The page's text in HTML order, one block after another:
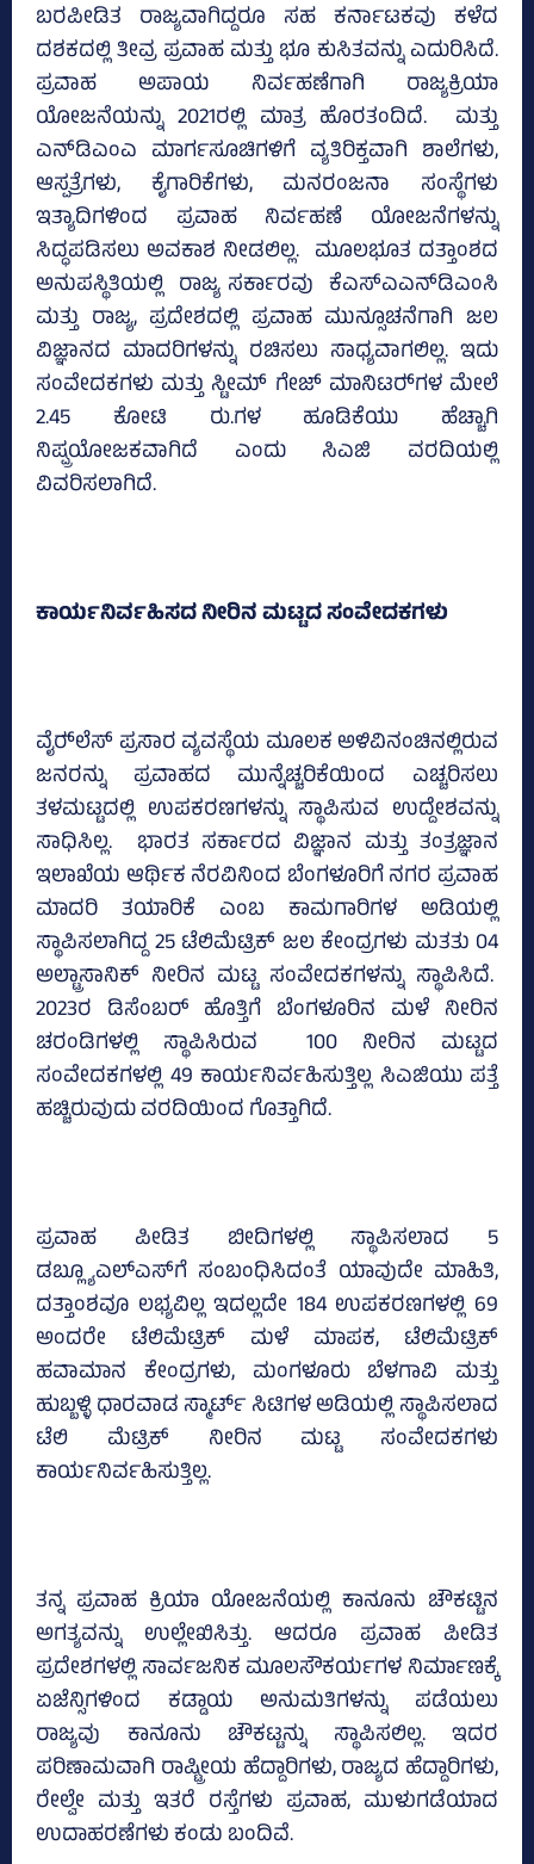
ಬರಪೀಡಿತ ರಾಜ್ಯವಾಗಿದ್ದರೂ ಸಹ ಕರ್ನಾಟಕವು ಕಳೆದ
ದಶಕದಲ್ಲಿ ತೀವ್ರ ಪ್ರವಾಹ ಮತ್ತು ಭೂ ಕುಸಿತವನ್ನು ಎದುರಿಸಿದೆ.
ಪ್ರವಾಹ ಅಪಾಯ ನಿರ್ವಹಣೆಗಾಗಿ ರಾಜ್ಯಕ್ರಿಯಾ
ಯೋಜನೆಯನ್ನು 2021ರಲ್ಲಿ ಮಾತ್ರ ಹೊರತಂದಿದೆ. ಮತ್ತು
ಎನ್‌ಡಿಎಂಎ ಮಾರ್ಗಸೂಚಿಗಳಿಗೆ ವ್ಯತಿರಿಕ್ತವಾಗಿ ಶಾಲೆಗಳು,
ಆಸ್ಪತ್ರೆಗಳು, ಕೈಗಾರಿಕೆಗಳು, ಮನರಂಜನಾ ಸಂಸ್ಥೆಗಳು
ಇತ್ಯಾದಿಗಳಿಂದ ಪ್ರವಾಹ ನಿರ್ವಹಣೆ ಯೋಜನೆಗಳನ್ನು
ಸಿದ್ಧಪಡಿಸಲು ಅವಕಾಶ ನೀಡಲಿಲ್ಲ. ಮೂಲಭೂತ ದತ್ತಾಂಶದ
ಅನುಪಸ್ಥಿತಿಯಲ್ಲಿ ರಾಜ್ಯ ಸರ್ಕಾರವು ಕೆಎಸ್ಎಎನ್‌ಡಿಎಂಸಿ
ಮತ್ತು ರಾಜ್ಯ, ಪ್ರದೇಶದಲ್ಲಿ ಪ್ರವಾಹ ಮುನ್ಸೂಚನೆಗಾಗಿ ಜಲ
ವಿಜ್ಞಾನದ ಮಾದರಿಗಳನ್ನು ರಚಿಸಲು ಸಾಧ್ಯವಾಗಲಿಲ್ಲ. ಇದು
ಸಂವೇದಕಗಳು ಮತ್ತು ಸ್ಟೀಮ್‌ ಗೇಜ್‌ ಮಾನಿಟರ್‍‌ಗಳ ಮೇಲೆ
2.45 ಕೋಟಿ ರು.ಗಳ ಹೂಡಿಕೆಯು ಹೆಚ್ಚಾಗಿ
ನಿಷ್ಪ್ರಯೋಜಕವಾಗಿದೆ ಎಂದು ಸಿಎಜಿ ವರದಿಯಲ್ಲಿ
ವಿವರಿಸಲಾಗಿದೆ.
ಕಾರ್ಯನಿರ್ವಹಿಸದ ನೀರಿನ ಮಟ್ಟದ ಸಂವೇದಕಗಳು
ವೈರ್‍‌ಲೆಸ್‌ ಪ್ರಸಾರ ವ್ಯವಸ್ಥೆಯ ಮೂಲಕ ಅಳಿವಿನಂಚಿನಲ್ಲಿರುವ
ಜನರನ್ನು ಪ್ರವಾಹದ ಮುನ್ನೆಚ್ಚರಿಕೆಯಿಂದ ಎಚ್ಚರಿಸಲು
ತಳಮಟ್ಟದಲ್ಲಿ ಉಪಕರಣಗಳನ್ನು ಸ್ಥಾಪಿಸುವ ಉದ್ದೇಶವನ್ನು
ಸಾಧಿಸಿಲ್ಲ. ಭಾರತ ಸರ್ಕಾರದ ವಿಜ್ಞಾನ ಮತ್ತು ತಂತ್ರಜ್ಞಾನ
ಇಲಾಖೆಯ ಆರ್ಥಿಕ ನೆರವಿನಿಂದ ಬೆಂಗಳೂರಿಗೆ ನಗರ ಪ್ರವಾಹ
ಮಾದರಿ ತಯಾರಿಕೆ ಎಂಬ ಕಾಮಗಾರಿಗಳ ಅಡಿಯಲ್ಲಿ
ಸ್ಥಾಪಿಸಲಾಗಿದ್ದ 25 ಟೆಲಿಮೆಟ್ರಿಕ್‌ ಜಲ ಕೇಂದ್ರಗಳು ಮತತು 04
ಅಲ್ಟ್ರಾಸಾನಿಕ್ ನೀರಿನ ಮಟ್ಟ ಸಂವೇದಕಗಳನ್ನು ಸ್ಥಾಪಿಸಿದೆ.
2023ರ ಡಿಸೆಂಬರ್ ಹೊತ್ತಿಗೆ ಬೆಂಗಳೂರಿನ ಮಳೆ ನೀರಿನ
ಚರಂಡಿಗಳಲ್ಲಿ ಸ್ಥಾಪಿಸಿರುವ 100 ನೀರಿನ ಮಟ್ಟದ
ಸಂವೇದಕಗಳಲ್ಲಿ 49 ಕಾರ್ಯನಿರ್ವಹಿಸುತ್ತಿಲ್ಲ ಸಿಎಜಿಯು ಪತ್ತೆ
ಹಚ್ಚಿರುವುದು ವರದಿಯಿಂದ ಗೊತ್ತಾಗಿದೆ.
ಪ್ರವಾಹ ಪೀಡಿತ ಬೀದಿಗಳಲ್ಲಿ ಸ್ಥಾಪಿಸಲಾದ 5
ಡಬ್ಲ್ಯೂಎಲ್‌ಎಸ್‌ಗೆ ಸಂಬಂಧಿಸಿದಂತೆ ಯಾವುದೇ ಮಾಹಿತಿ,
ದತ್ತಾಂಶವೂ ಲಭ್ಯವಿಲ್ಲ ಇದಲ್ಲದೇ 184 ಉಪಕರಣಗಳಲ್ಲಿ 69
ಅಂದರೇ ಟೆಲಿಮೆಟ್ರಿಕ್‌ ಮಳೆ ಮಾಪಕ, ಟೆಲಿಮೆಟ್ರಿಕ್‌
ಹವಾಮಾನ ಕೇಂದ್ರಗಳು, ಮಂಗಳೂರು ಬೆಳಗಾವಿ ಮತ್ತು
ಹುಬ್ಬಳ್ಳಿ ಧಾರವಾಡ ಸ್ಮಾರ್ಟ್‌ ಸಿಟಿಗಳ ಅಡಿಯಲ್ಲಿ ಸ್ಥಾಪಿಸಲಾದ
ಟೆಲಿ ಮೆಟ್ರಿಕ್‌ ನೀರಿನ ಮಟ್ಟ ಸಂವೇದಕಗಳು
ಕಾರ್ಯನಿರ್ವಹಿಸುತ್ತಿಲ್ಲ.
ತನ್ನ ಪ್ರವಾಹ ಕ್ರಿಯಾ ಯೋಜನೆಯಲ್ಲಿ ಕಾನೂನು ಚೌಕಟ್ಟಿನ
ಅಗತ್ಯವನ್ನು ಉಲ್ಲೇಖಿಸಿತ್ತು. ಆದರೂ ಪ್ರವಾಹ ಪೀಡಿತ
ಪ್ರದೇಶಗಳಲ್ಲಿ ಸಾರ್ವಜನಿಕ ಮೂಲಸೌಕರ್ಯಗಳ ನಿರ್ಮಾಣಕ್ಕೆ
ಏಜೆನ್ಸಿಗಳಿಂದ ಕಡ್ಡಾಯ ಅನುಮತಿಗಳನ್ನು ಪಡೆಯಲು
ರಾಜ್ಯವು ಕಾನೂನು ಚೌಕಟ್ಟನ್ನು ಸ್ಥಾಪಿಸಲಿಲ್ಲ. ಇದರ
ಪರಿಣಾಮವಾಗಿ ರಾಷ್ಟ್ರೀಯ ಹೆದ್ದಾರಿಗಳು, ರಾಜ್ಯದ ಹೆದ್ದಾರಿಗಳು,
ರೇಲ್ವೇ ಮತ್ತು ಇತರೆ ರಸ್ತೆಗಳು ಪ್ರವಾಹ, ಮುಳುಗಡೆಯಾದ
ಉದಾಹರಣೆಗಳು ಕಂಡು ಬಂದಿವೆ.